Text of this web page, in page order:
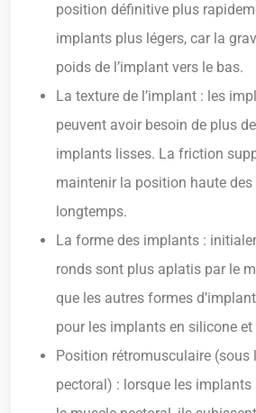
position définitive plus
implants plus légers, car la
poids de l’implant vers le bas.
La texture de l’implant : les
peuvent avoir besoin de plus
implants lisses. La friction
maintenir la position haute
longtemps.
La forme des implants :
ronds sont plus aplatis par le
que les autres formes
pour les implants en silicone et
Position rétromusculaire (sous
pectoral) : lorsque les